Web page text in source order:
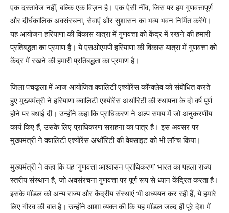
एक दस्तावेज नहीं, बल्कि एक विज़न है। एक ऐसी नींव, जिस पर हम गुणवत्तापूर्ण
और दीर्घकालिक अवसंरचना, सेवाएं और सुशासन का भव्य भवन निर्मित करेंगे।
यह आयोजन हरियाणा की विकास यात्रा में गुणवत्ता को केंद्र में रखने की हमारी
प्रतिबद्धता का प्रमाण है। ये एसओएमपी हरियाणा की विकास यात्रा में गुणवत्ता को
केंद्र में रखने की हमारी प्रतिबद्धता का प्रमाण है।
जिला पंचकूला में आज आयोजित क्वालिटी एश्योरेंस कॉन्क्लेव को संबोधित करते
हुए मुख्यमंत्री ने हरियाणा क्वालिटी एश्योरेंस अथॉरिटी की स्थापना के दो वर्ष पूर्ण
होने पर बधाई दी। उन्होंने कहा कि प्राधिकरण ने अल्प समय में जो अनुकरणीय
कार्य किए हैं, उसके लिए प्राधिकरण सराहना का पात्र है। इस अवसर पर
मुख्यमंत्री ने क्वालिटी एश्योरेंस अथॉरिटी की वेबसाइट को भी लॉन्च किया।
मुख्यमंत्री ने कहा कि यह ‘गुणवत्ता आश्वासन प्राधिकरण’ भारत का पहला राज्य
स्तरीय संस्थान है, जो अवसंरचना गुणवत्ता पर पूर्ण रूप से ध्यान केंद्रित करता है।
इसके मॉडल को अन्य राज्य और केंद्रीय संस्थाएं भी अध्ययन कर रही हैं, ये हमारे
लिए गौरव की बात है। उन्होंने आशा व्यक्त की कि यह मॉडल जल्द ही पूरे देश में